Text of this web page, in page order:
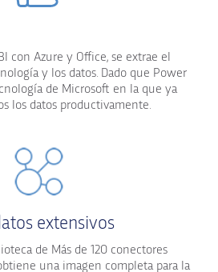
con Azure y Office, se extrae el
y los datos. Dado que Power
de Microsoft en la que ya
los datos productivamente.
extensivos
de Más de 120 conectores
una imagen completa para la